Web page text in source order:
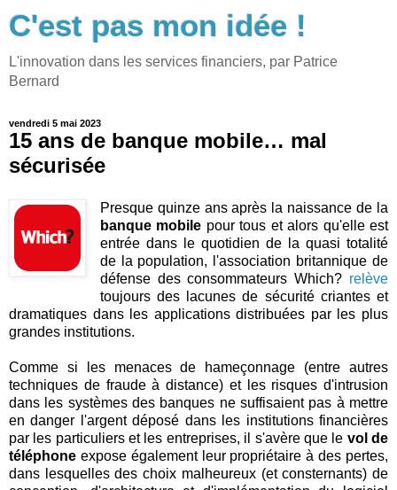
C'est pas mon idée !
L'innovation dans les services financiers, par Patrice
Bernard
vendredi 5 mai 2023
15 ans de banque mobile… mal
sécurisée
Presque quinze ans après la naissance de la
banque mobile pour tous et alors qu'elle est
entrée dans le quotidien de la quasi totalité
de la population, l'association britannique de
défense des consommateurs Which? relève
toujours des lacunes de sécurité criantes et
dramatiques dans les applications distribuées par les plus
grandes institutions.
Comme si les menaces de hameçonnage (entre autres
techniques de fraude à distance) et les risques d'intrusion
dans les systèmes des banques ne suffisaient pas à mettre
en danger l'argent déposé dans les institutions financières
par les particuliers et les entreprises, il s'avère que le vol de
téléphone expose également leur propriétaire à des pertes,
dans lesquelles des choix malheureux (et consternants) de